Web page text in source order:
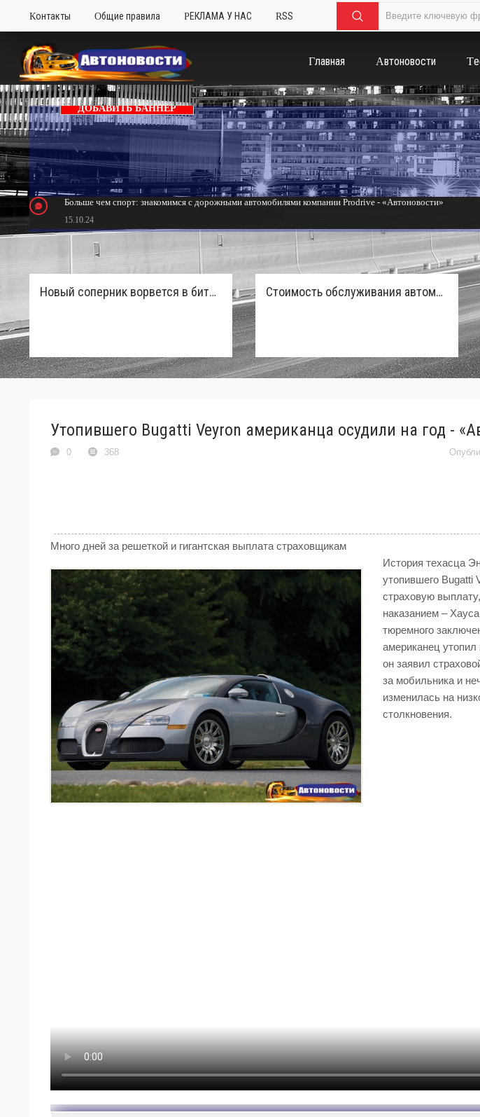
Контакты Общие правила РЕКЛАМА У НАС RSS
Главная Автоновости
ДОБАВИТЬ БАННЕР
Больше чем спорт: знакомимся с дорожными автомобилями компании Prodrive - «Автоновости»
15.10.24
Тюнинг Mitsubishi Eclipse. Самый быстрый передний привод России с бензиновым мотором - «Тюнинг
Новый соперник ворвется в битву пикапов: Sinotruk S7 с дизелем и 4×4 готовят к старту в России Стоимость обслуживания автомобилей в России вырастет из-за дефицита кадров
Утопившего Bugatti Veyron американца осудили на год -
0 368
Много дней за решеткой и гигантская выплата страховщикам
История техасца
утопившего Bugatti
страховую
наказанием –
тюремного
американец утопил
он заявил
за мобильника и
изменилась на
столкновения.